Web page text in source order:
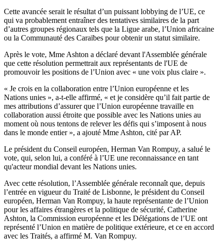
Cette avancée serait le résultat d’un puissant lobbying de l’UE, ce
qui va probablement entraîner des tentatives similaires de la part
d’autres groupes régionaux tels que la Ligue arabe, l’Union africaine
ou la Communauté des Caraïbes pour obtenir un statut similaire.
Après le vote, Mme Ashton a déclaré devant l'Assemblée générale
que cette résolution permettrait aux représentants de l'UE de
promouvoir les positions de l’Union avec « une voix plus claire ».
« Je crois en la collaboration entre l’Union européenne et les
Nations unies », a-t-elle affirmé, « et je considère qu’il fait partie de
mes attributions d’assurer que l’Union européenne travaille en
collaboration aussi étroite que possible avec les Nations unies au
moment où nous tentons de relever les défis qui s’imposent à nous
dans le monde entier », a ajouté Mme Ashton, cité par AP.
Le président du Conseil européen, Herman Van Rompuy, a salué le
vote, qui, selon lui, a conféré à l’UE une reconnaissance en tant
qu'acteur mondial devant les Nations unies.
Avec cette résolution, l’Assemblée générale reconnaît que, depuis
l’entrée en vigueur du Traité de Lisbonne, le président du Conseil
européen, Herman Van Rompuy, la haute représentante de l’Union
pour les affaires étrangères et la politique de sécurité, Catherine
Ashton, la Commission européenne et les Délégations de l’UE ont
représenté l’Union en matière de politique extérieure, et ce en accord
avec les Traités, a affirmé M. Van Rompuy.